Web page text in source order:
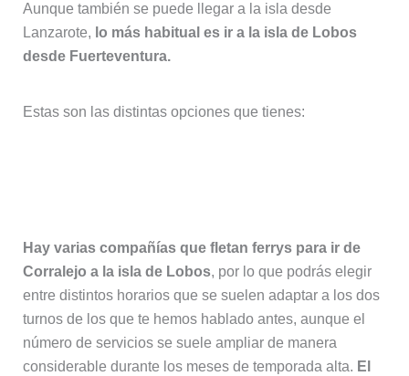
Aunque también se puede llegar a la isla desde
Lanzarote, lo más habitual es ir a la isla de Lobos
desde Fuerteventura.
Estas son las distintas opciones que tienes:
Hay varias compañías que fletan ferrys para ir de
Corralejo a la isla de Lobos, por lo que podrás elegir
entre distintos horarios que se suelen adaptar a los dos
turnos de los que te hemos hablado antes, aunque el
número de servicios se suele ampliar de manera
considerable durante los meses de temporada alta. El